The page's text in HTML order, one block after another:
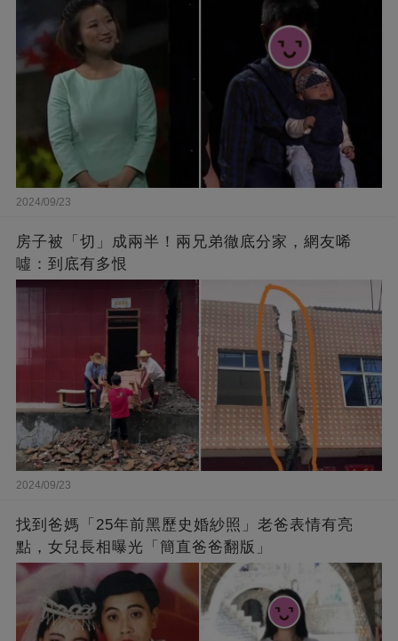
2024/09/23
房子被「切」成兩半！兩兄弟徹底分家，網友唏
噓：到底有多恨
2024/09/23
找到爸媽「25年前黑歷史婚紗照」老爸表情有亮
點，女兒長相曝光「簡直爸爸翻版」